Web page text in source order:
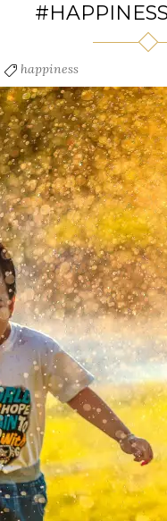
happiness